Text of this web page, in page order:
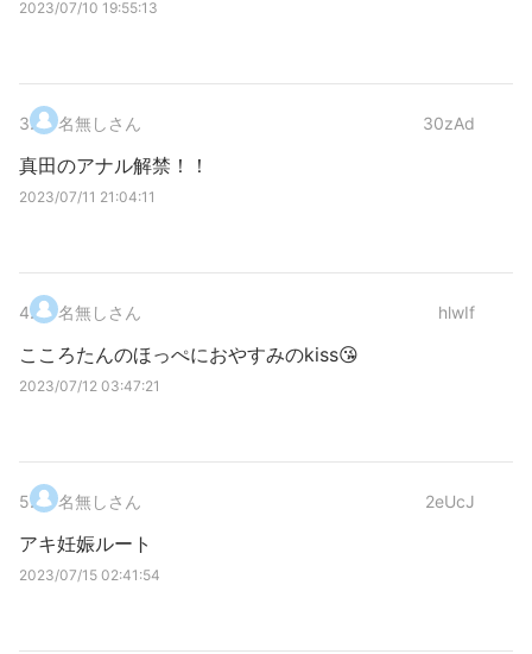
2023/07/10 19:55:13
3. 名無しさん 30zAd
真田のアナル解禁！！
2023/07/11 21:04:11
4. 名無しさん hlwIf
こころたんのほっぺにおやすみのkiss😘
2023/07/12 03:47:21
5. 名無しさん 2eUcJ
アキ妊娠ルート
2023/07/15 02:41:54